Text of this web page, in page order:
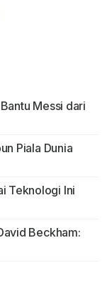
Messi dari
Piala Dunia
Teknologi Ini
Beckham: